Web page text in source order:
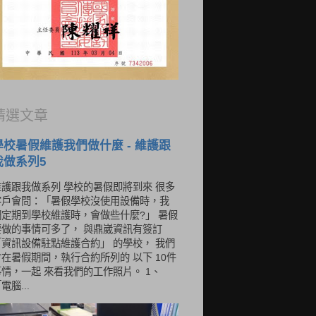
選文章
校暑假維護我們做什麼 - 維護跟
做系列5
跟我做系列 學校的暑假即將到來 很多
會問：「暑假學校沒使用設備時，我
期到學校維護時，會做些什麼?」 暑假
的事情可多了， 與鼎崴資訊有簽訂
訊設備駐點維護合約」 的學校， 我們
暑假期間，執行合約所列的 以下 10件
，一起 來看我們的工作照片。 1、
腦...